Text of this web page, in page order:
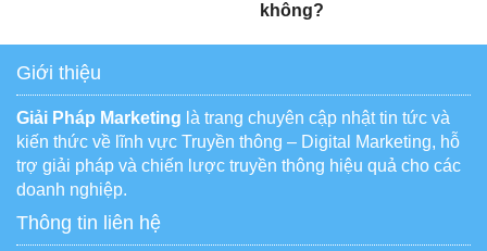
không?
Giới thiệu
Giải Pháp Marketing là trang chuyên cập nhật tin tức và
kiến thức về lĩnh vực Truyền thông – Digital Marketing, hỗ
trợ giải pháp và chiến lược truyền thông hiệu quả cho các
doanh nghiệp.
Thông tin liên hệ